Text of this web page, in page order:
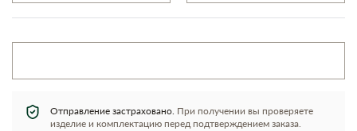
Отправление застраховано. При получении вы проверяете
изделие и комплектацию перед подтверждением заказа.